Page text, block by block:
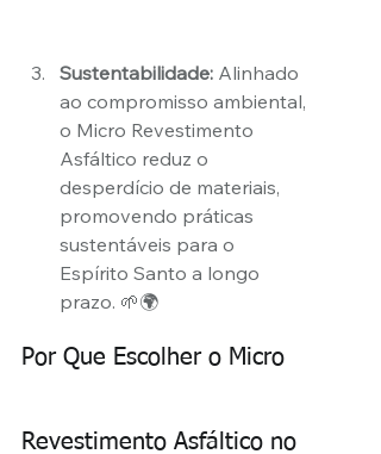
Sustentabilidade: Alinhado
ao compromisso ambiental,
o Micro Revestimento
Asfáltico reduz o
desperdício de materiais,
promovendo práticas
sustentáveis para o
Espírito Santo a longo
prazo. 🌱🌍
Por Que Escolher o Micro
Revestimento Asfáltico no